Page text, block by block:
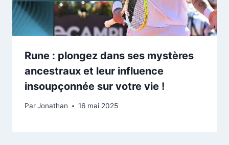
Rune : plongez dans ses mystères
ancestraux et leur influence
insoupçonnée sur votre vie !
ParJonathan 16 mai 2025